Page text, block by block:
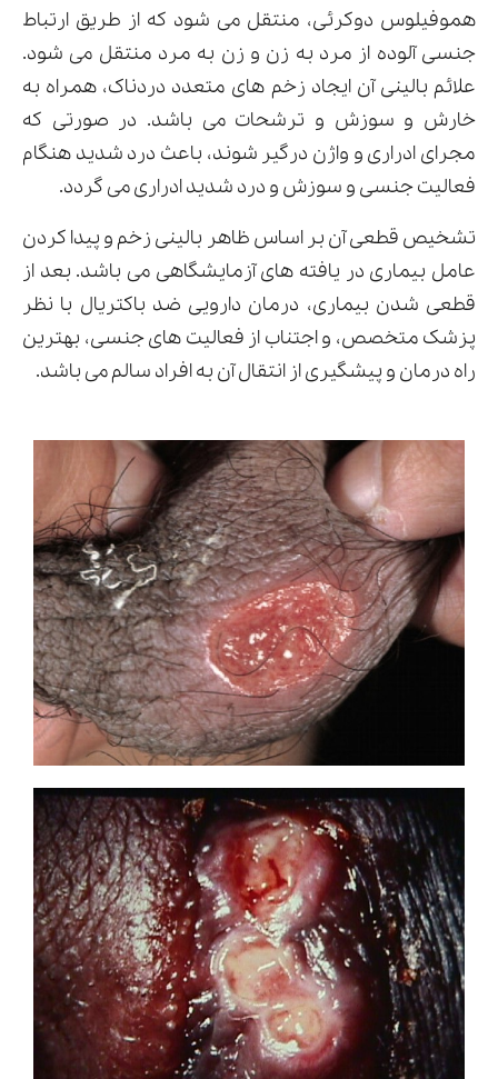
هموفیلوس دوکرئی، منتقل می شود که از طریق ارتباط
جنسی آلوده از مرد به زن و زن به مرد منتقل می شود.
علائم بالینی آن ایجاد زخم های متعدد دردناک، همراه به
خارش و سوزش و ترشحات می باشد. در صورتی که
مجرای ادراری و واژن درگیر شوند، باعث درد شدید هنگام
فعالیت جنسی و سوزش و درد شدید ادراری می گردد.
تشخیص قطعی آن بر اساس ظاهر بالینی زخم و پیدا کردن
عامل بیماری در یافته های آزمایشگاهی می باشد. بعد از
قطعی شدن بیماری، درمان دارویی ضد باکتریال با نظر
پزشک متخصص، و اجتناب از فعالیت های جنسی، بهترین
راه درمان و پیشگیری از انتقال آن به افراد سالم می باشد.